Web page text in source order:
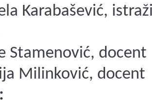
Karabašević,
Stamenović, docent
Milinković, docent